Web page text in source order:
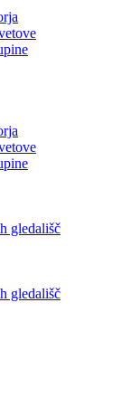
gledališč
gledališč